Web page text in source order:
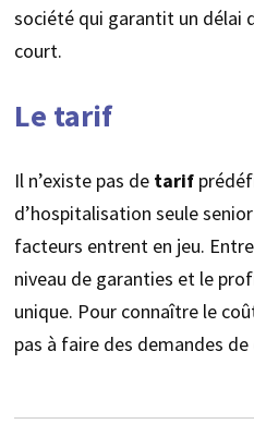
société qui garantit un délai
court.
Le tarif
Il n’existe pas de tarif
d’hospitalisation seule
facteurs entrent en jeu.
niveau de garanties et le
unique. Pour connaître le
pas à faire des demandes